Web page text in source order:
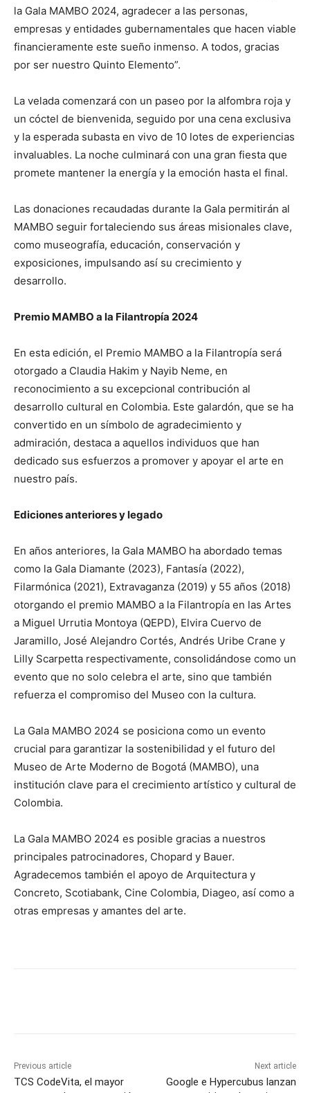
la Gala MAMBO 2024, agradecer a las personas,
empresas y entidades gubernamentales que hacen viable
financieramente este sueño inmenso. A todos, gracias
por ser nuestro Quinto Elemento”.
La velada comenzará con un paseo por la alfombra roja y
un cóctel de bienvenida, seguido por una cena exclusiva
y la esperada subasta en vivo de 10 lotes de experiencias
invaluables. La noche culminará con una gran fiesta que
promete mantener la energía y la emoción hasta el final.
Las donaciones recaudadas durante la Gala permitirán al
MAMBO seguir fortaleciendo sus áreas misionales clave,
como museografía, educación, conservación y
exposiciones, impulsando así su crecimiento y
desarrollo.
Premio MAMBO a la Filantropía 2024
En esta edición, el Premio MAMBO a la Filantropía será
otorgado a Claudia Hakim y Nayib Neme, en
reconocimiento a su excepcional contribución al
desarrollo cultural en Colombia. Este galardón, que se ha
convertido en un símbolo de agradecimiento y
admiración, destaca a aquellos individuos que han
dedicado sus esfuerzos a promover y apoyar el arte en
nuestro país.
Ediciones anteriores y legado
En años anteriores, la Gala MAMBO ha abordado temas
como la Gala Diamante (2023), Fantasía (2022),
Filarmónica (2021), Extravaganza (2019) y 55 años (2018)
otorgando el premio MAMBO a la Filantropía en las Artes
a Miguel Urrutia Montoya (QEPD), Elvira Cuervo de
Jaramillo, José Alejandro Cortés, Andrés Uribe Crane y
Lilly Scarpetta respectivamente, consolidándose como un
evento que no solo celebra el arte, sino que también
refuerza el compromiso del Museo con la cultura.
La Gala MAMBO 2024 se posiciona como un evento
crucial para garantizar la sostenibilidad y el futuro del
Museo de Arte Moderno de Bogotá (MAMBO), una
institución clave para el crecimiento artístico y cultural de
Colombia.
La Gala MAMBO 2024 es posible gracias a nuestros
principales patrocinadores, Chopard y Bauer.
Agradecemos también el apoyo de Arquitectura y
Concreto, Scotiabank, Cine Colombia, Diageo, así como a
otras empresas y amantes del arte.
Previous article
TCS CodeVita, el mayor
Next article
Google e Hypercubus lanzan